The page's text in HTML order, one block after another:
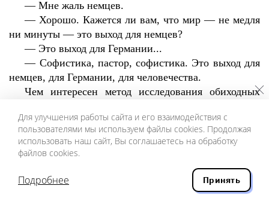
—Мне жаль немцев.
—Хорошо. Кажется ли вам, что мир — не медля
ни минуты — это выход для немцев?
— Это выход для Германии...
— Софистика, пастор, софистика. Это выход для
немцев, для Германии, для человечества.
Чем интересен метод исследования обиходных
том, что Штирлиц выглядит совсем иначе, чем
персонаж анекдота. По сути, это сцена искушения
святого Антония.
Штирлиц — софист, а не пастор Шлаг. Впрочем, все
не так просто — я склонен считать прототипом
Для улучшения работы сайта и его взаимодействия с
пользователями мы используем файлы cookies. Продолжая
использовать наш сайт, Вы соглашаетесь на обработку
файлов cookies.
Подробнее Принять